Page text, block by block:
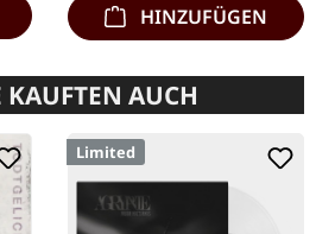
HINZUFÜGEN
KAUFTEN AUCH
Limited